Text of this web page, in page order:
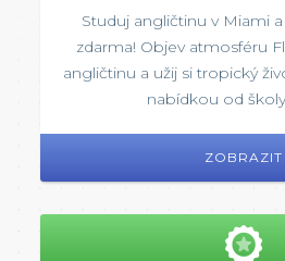
Studuj angličtinu v Miami
zdarma! Objev atmosféru
angličtinu a užij si tropický
nabídkou od
ZOBRAZIT